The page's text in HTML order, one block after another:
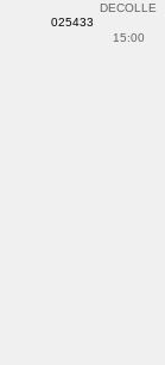
025433
DECOLLE
15:00